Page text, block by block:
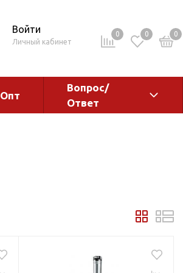
Войти
Личный кабинет
0 0 0
Опт
Вопрос/
Ответ